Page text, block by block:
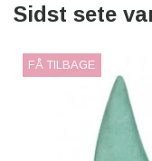
Sidst sete
FÅ TILBAGE